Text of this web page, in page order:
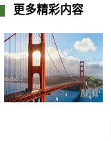
更多精彩内容